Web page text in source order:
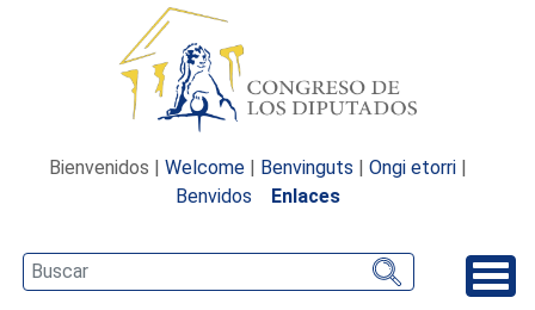
Bienvenidos | Welcome | Benvinguts | Ongi etorri |
Benvidos
Enlaces